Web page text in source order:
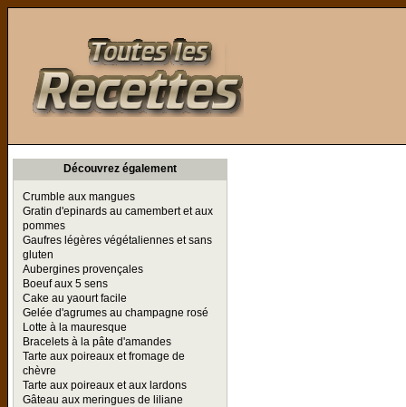
Découvrez également
Crumble aux mangues
Gratin d'epinards au camembert et aux
pommes
Gaufres légères végétaliennes et sans
gluten
Aubergines provençales
Boeuf aux 5 sens
Cake au yaourt facile
Gelée d'agrumes au champagne rosé
Lotte à la mauresque
Bracelets à la pâte d'amandes
Tarte aux poireaux et fromage de
chèvre
Tarte aux poireaux et aux lardons
Gâteau aux meringues de liliane